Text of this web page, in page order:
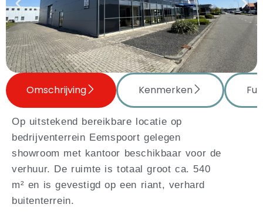
Omschrijving Kenmerken
Op uitstekend bereikbare locatie op
bedrijventerrein Eemspoort gelegen
showroom met kantoor beschikbaar voor de
verhuur. De ruimte is totaal groot ca. 540
m² en is gevestigd op een riant, verhard
buitenterrein.